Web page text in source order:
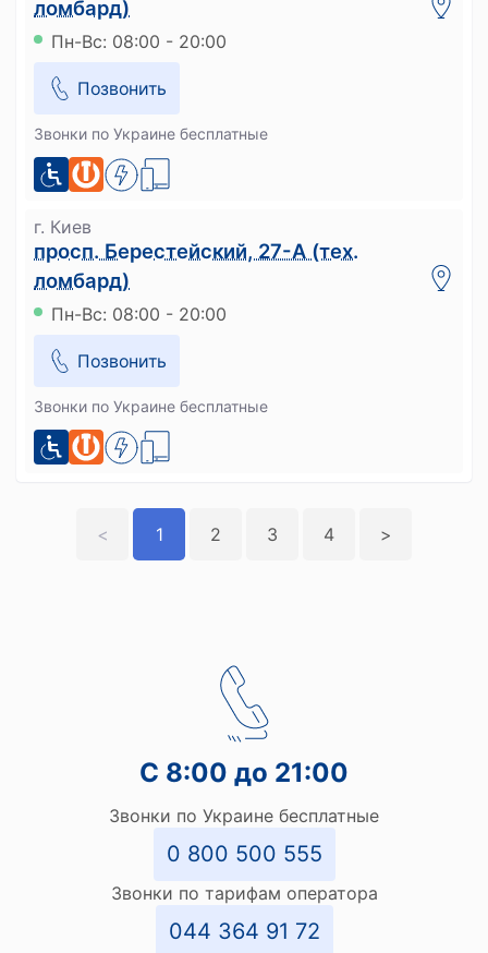
ломбард)
Пн-Вс: 08:00 - 20:00
Позвонить
Звонки по Украине бесплатные
г. Киев
просп. Берестейский, 27-А (тех.
ломбард)
Пн-Вс: 08:00 - 20:00
Позвонить
Звонки по Украине бесплатные
< 1 2 3 4 >
С 8:00 до 21:00
Звонки по Украине бесплатные
0 800 500 555
Звонки по тарифам оператора
044 364 91 72